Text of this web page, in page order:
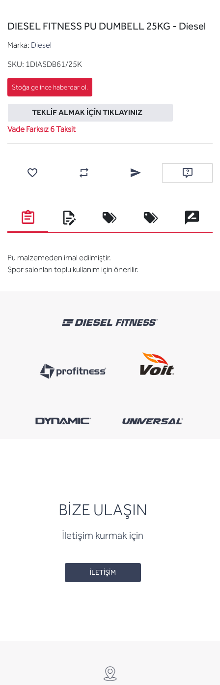
DIESEL FITNESS PU DUMBELL 25KG - Diesel
Marka: Diesel
SKU: 1DIASDB61/25K
TEKLIF ALMAK İÇIN TIKLAYINIZ
Vade Farksız 6 Taksit
Karşılaştırma listesine ekleArkadaşına e-posta ile
Soru sor
Pu malzemeden imal edilmiştir.
Spor salonları toplu kullanım için önerilir.
BİZE ULAŞIN
İletişim kurmak için
İLETİŞİM